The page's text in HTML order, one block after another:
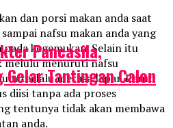
dan porsi makan anda saat
nafsu makan anda yang
kegemukan. Selain itu
melulu menuruti nafsu
terlalu merasa lapar. Perut
diisi tanpa ada proses
tentunya tidak akan membawa
anda.
Pancasila,
Tantingan Calon